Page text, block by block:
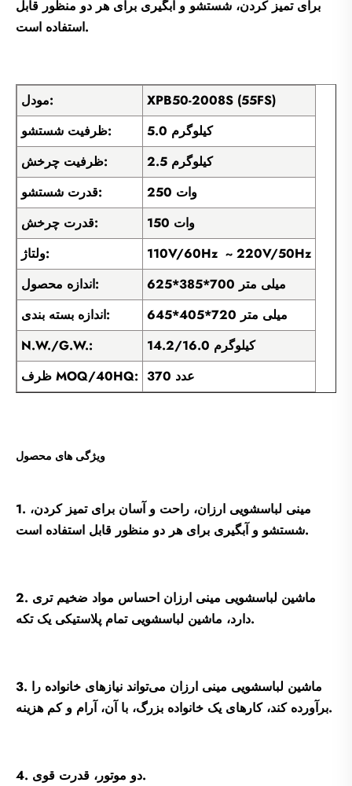
برای تمیز کردن، شستشو و آبگیری برای هر دو منظور قابل
استفاده است.
مودل:
XPB50-2008S (55FS)
ظرفیت شستشو:
5.0 کیلوگرم
ظرفیت چرخش:
2.5 کیلوگرم
قدرت شستشو:
250 وات
قدرت چرخش:
150 وات
ولتاژ:
110V/60Hz ~ 220V/50Hz
اندازه محصول:
625*385*700 میلی متر
اندازه بسته بندی:
645*405*720 میلی متر
N.W./G.W.:
14.2/16.0 کیلوگرم
ظرف MOQ/40HQ:
370 عدد
ویژگی های محصول
1. مینی لباسشویی ارزان، راحت و آسان برای تمیز کردن،
شستشو و آبگیری برای هر دو منظور قابل استفاده است.
2. ماشین لباسشویی مینی ارزان احساس مواد ضخیم تری
دارد، ماشین لباسشویی تمام پلاستیکی یک تکه.
3. ماشین لباسشویی مینی ارزان می‌تواند نیازهای خانواده را
برآورده کند، کارهای یک خانواده بزرگ، با آن، آرام و کم هزینه.
4. دو موتور، قدرت قوی.